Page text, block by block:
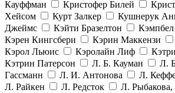
Кауффман
Кристофер Билей
Хейсом
Курт Залкер Кушнерук
Джеймс
Кэйти Бразелтон
Кэрен Кингсбери
Кэрин Маккензи
Кэрол Льюис
Кэролайн Лиф
Кэтрин Патерсон
Л. Б. Кауман Л.
Гассманн
Л. И. Антонова Л.
Л. Райкен
Л. Редсток Л. Рыбакова,